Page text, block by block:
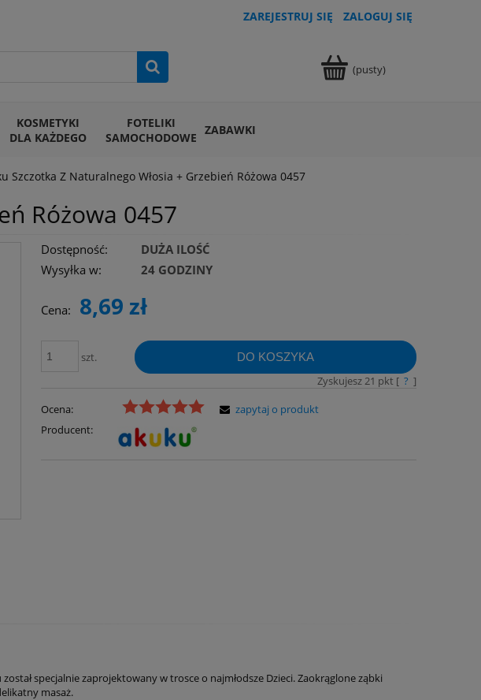
ZAREJESTRUJ SIĘ ZALOGUJ SIĘ
(pusty)
KOSMETYKI
DLA KAŻDEGO
FOTELIKI
SAMOCHODOWE ZABAWKI
Szczotka Z Naturalnego Włosia + Grzebień Różowa 0457
Różowa 0457
Dostępność:
DUŻA ILOŚĆ
Wysyłka w:
24 GODZINY
Cena: 8,69 zł
szt. DO KOSZYKA
Zyskujesz21 pkt [ ? ]
Ocena:
Producent:
zapytaj o produkt
specjalnie zaprojektowany w trosce o najmłodsze Dzieci. Zaokrąglone ząbki
masaż.